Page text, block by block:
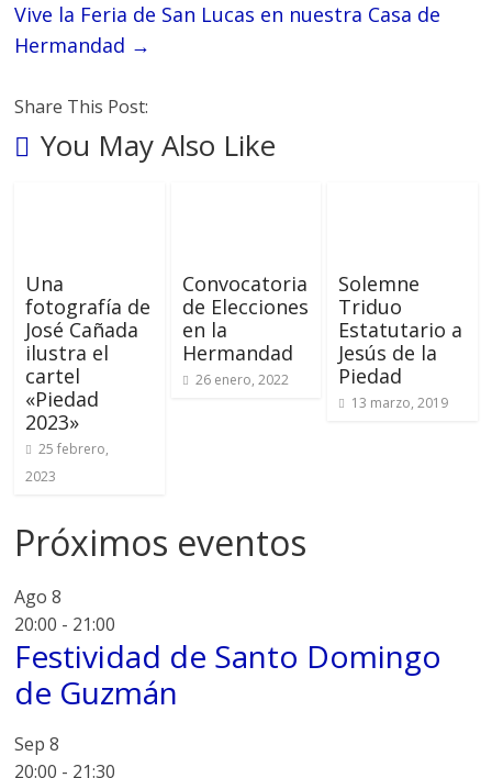
Vive la Feria de San Lucas en nuestra Casa de
Hermandad →
Share This Post:
You May Also Like
Una
fotografía de
José Cañada
ilustra el
cartel
«Piedad
2023»
25 febrero,
2023
Convocatoria
de Elecciones
en la
Hermandad
26 enero, 2022
Solemne
Triduo
Estatutario a
Jesús de la
Piedad
13 marzo, 2019
Próximos eventos
Ago8
20:00 - 21:00
Festividad de Santo Domingo
de Guzmán
Sep8
20:00 - 21:30